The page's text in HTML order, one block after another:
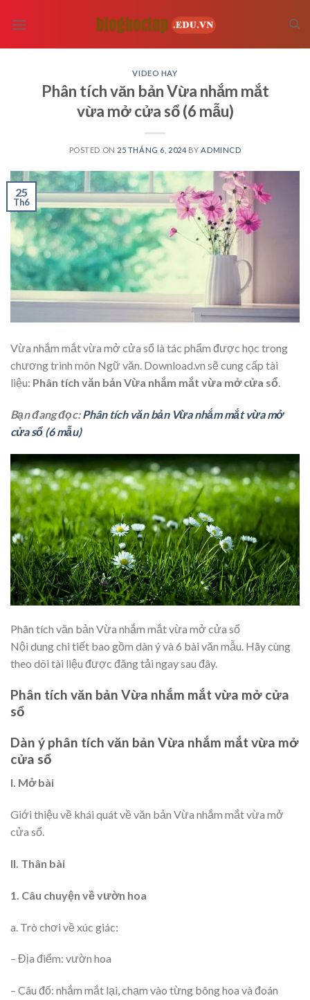
VIDEO HAY
Phân tích văn bản Vừa nhắm mắt
vừa mở cửa sổ (6 mẫu)
POSTED ON 25 THÁNG 6, 2024 BY ADMINCD
25
Th6
Vừa nhắm mắt vừa mở cửa sổ là tác phẩm được học trong
chương trình môn Ngữ văn. Download.vn sẽ cung cấp tài
liệu: Phân tích văn bản Vừa nhắm mắt vừa mở cửa sổ
Bạn đang đọc:Phân tích văn bản Vừa nhắm mắt vừa mở
cửa sổ (6 mẫu)
Phân tích văn bản Vừa nhắm mắt vừa mở cửa sổ
Nội dung chi tiết bao gồm dàn ý và 6 bài văn mẫu. Hãy cùng
theo dõi tài liệu được đăng tải ngay sau đây.
Phân tích văn bản Vừa nhắm mắt vừa mở cửa
sổ
Dàn ý phân tích văn bản Vừa nhắm mắt vừa mở
cửa sổ
I. Mở bài
Giới thiệu về khái quát về văn bản Vừa nhắm mắt vừa mở
cửa sổ.
II. Thân bài
1. Câu chuyện về vườn hoa
a. Trò chơi về xúc giác:
– Địa điểm: vườn hoa
– Câu đố: nhắm mắt lại, chạm vào từng bông hoa và đoán